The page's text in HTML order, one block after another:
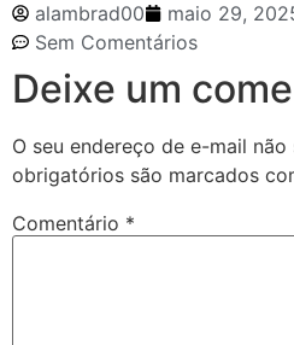
alambrad00
maio 29,
Sem Comentários
Deixe um
O seu endereço de e-mail
obrigatórios são marcados
Comentário *